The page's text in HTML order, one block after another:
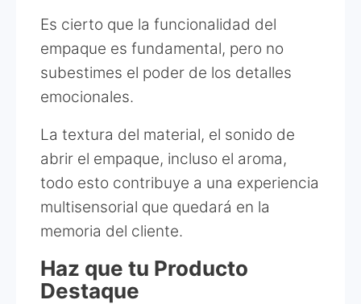
Es cierto que la funcionalidad del
empaque es fundamental, pero no
subestimes el poder de los detalles
emocionales.
La textura del material, el sonido de
abrir el empaque, incluso el aroma,
todo esto contribuye a una experiencia
multisensorial que quedará en la
memoria del cliente.
Haz que tu Producto
Destaque